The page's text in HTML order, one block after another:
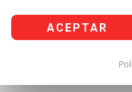
ACEPTAR